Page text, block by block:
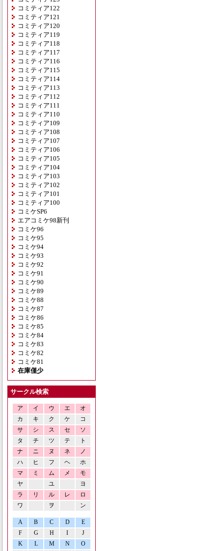
コミティア122
コミティア121
コミティア120
コミティア119
コミティア118
コミティア117
コミティア116
コミティア115
コミティア114
コミティア113
コミティア112
コミティア111
コミティア110
コミティア109
コミティア108
コミティア107
コミティア106
コミティア105
コミティア104
コミティア103
コミティア102
コミティア101
コミティア100
コミケSP6
エアコミケ98新刊
コミケ96
コミケ95
コミケ94
コミケ93
コミケ92
コミケ91
コミケ90
コミケ89
コミケ88
コミケ87
コミケ86
コミケ85
コミケ84
コミケ83
コミケ82
コミケ81
在庫僅少
サークル検索
ア イ ウ エ
オ
カ
キ ク ケ
コ
サ
シ ス セ
ソ
タ
チ ツ テ
ト
ナ
ニ ヌ ネ
ノ
ハ
ヒ フ ヘ
ホ
マ
ミ ム メ
モ
ヤ
ユ
ヨ
ラ
リ ル レ
ロ
ワ
ヲ ン
A B C D
E
F
G H I
J
K
L M N O